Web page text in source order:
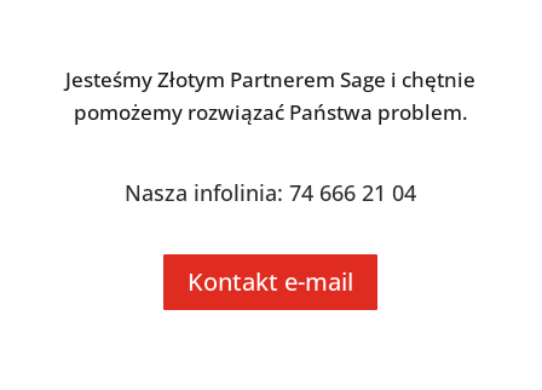
Jesteśmy Złotym Partnerem Sage i chętnie
pomożemy rozwiązać Państwa problem.
Nasza infolinia: 74 666 21 04
Kontakt e-mail